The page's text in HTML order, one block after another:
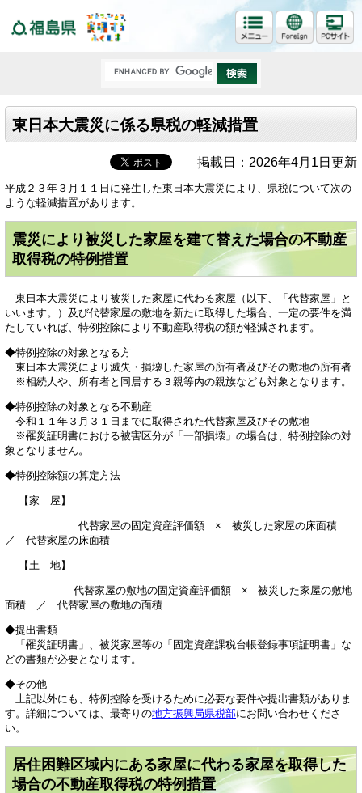
東日本大震災に係る県税の軽減措置
掲載日：2026年4月1日更新
平成２３年３月１１日に発生した東日本大震災により、県税について次の
ような軽減措置があります。
震災により被災した家屋を建て替えた場合の不動産
取得税の特例措置
東日本大震災により被災した家屋に代わる家屋（以下、「代替家屋」と
いいます。）及び代替家屋の敷地を新たに取得した場合、一定の要件を満
たしていれば、特例控除により不動産取得税の額が軽減されます。
◆特例控除の対象となる方
東日本大震災により滅失・損壊した家屋の所有者及びその敷地の所有者
※相続人や、所有者と同居する３親等内の親族なども対象となります。
◆特例控除の対象となる不動産
令和１１年３月３１日までに取得された代替家屋及びその敷地
※罹災証明書における被害区分が「一部損壊」の場合は、特例控除の対
象となりません。
◆特例控除額の算定方法
【家 屋】
代替家屋の固定資産評価額 × 被災した家屋の床面積
／ 代替家屋の床面積
【土 地】
代替家屋の敷地の固定資産評価額 × 被災した家屋の敷地
面積 ／ 代替家屋の敷地の面積
◆提出書類
「罹災証明書」、被災家屋等の「固定資産課税台帳登録事項証明書」な
どの書類が必要となります。
◆その他
上記以外にも、特例控除を受けるために必要な要件や提出書類がありま
す。詳細については、最寄りの地方振興局県税部にお問い合わせくださ
い。
居住困難区域内にある家屋に代わる家屋を取得した
場合の不動産取得税の特例措置